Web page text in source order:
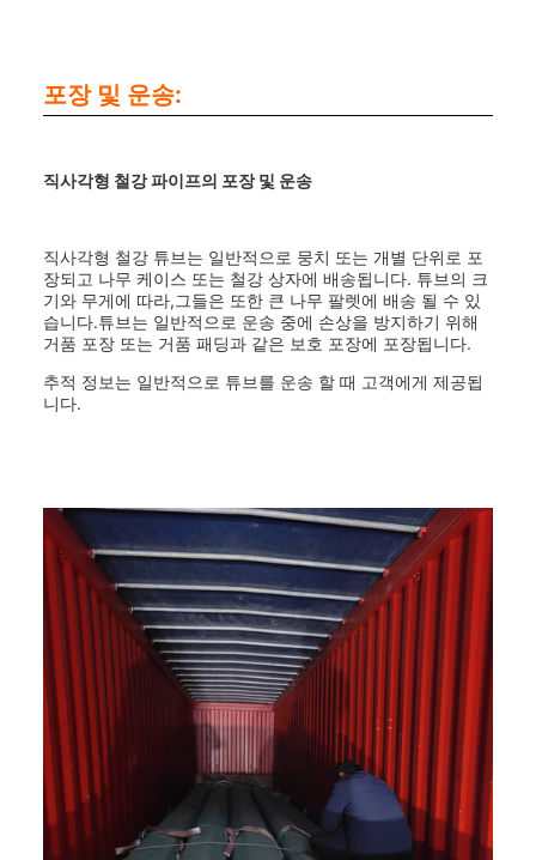
포장 및 운송:
직사각형 철강 파이프의 포장 및 운송
직사각형 철강 튜브는 일반적으로 뭉치 또는 개별 단위로 포
장되고 나무 케이스 또는 철강 상자에 배송됩니다. 튜브의 크
기와 무게에 따라,그들은 또한 큰 나무 팔렛에 배송 될 수 있
습니다.튜브는 일반적으로 운송 중에 손상을 방지하기 위해
거품 포장 또는 거품 패딩과 같은 보호 포장에 포장됩니다.
추적 정보는 일반적으로 튜브를 운송 할 때 고객에게 제공됩
니다.